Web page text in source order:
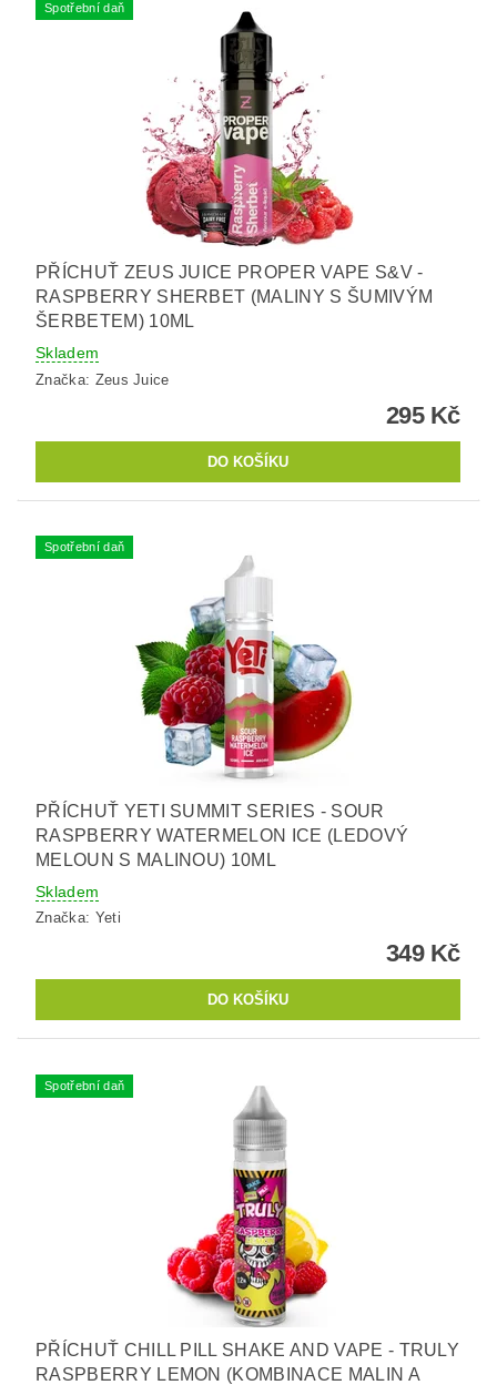
Spotřební daň
PŘÍCHUŤ ZEUS JUICE PROPER VAPE S&V -
RASPBERRY SHERBET (MALINY S ŠUMIVÝM
ŠERBETEM) 10ML
Skladem
Značka: Zeus Juice
295 Kč
Spotřební daň
PŘÍCHUŤ YETI SUMMIT SERIES - SOUR
RASPBERRY WATERMELON ICE (LEDOVÝ
MELOUN S MALINOU) 10ML
Skladem
Značka: Yeti
349 Kč
Spotřební daň
PŘÍCHUŤ CHILL PILL SHAKE AND VAPE - TRULY
RASPBERRY LEMON (KOMBINACE MALIN A